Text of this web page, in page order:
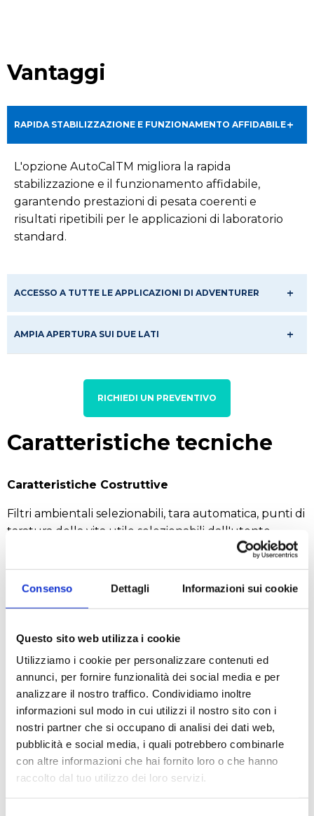
Consenso Dettagli Informazioni sui cookie
Questo sito web utilizza i cookie
Utilizziamo i cookie per personalizzare contenuti ed
annunci, per fornire funzionalità dei social media e per
analizzare il nostro traffico. Condividiamo inoltre
informazioni sul modo in cui utilizzi il nostro sito con i
nostri partner che si occupano di analisi dei dati web,
pubblicità e social media, i quali potrebbero combinarle
con altre informazioni che hai fornito loro o che hanno
raccolto dal tuo utilizzo dei loro servizi.
Vantaggi
RAPIDA STABILIZZAZIONE E FUNZIONAMENTO AFFIDABILE
L'opzione AutoCalTM migliora la rapida
stabilizzazione e il funzionamento affidabile,
garantendo prestazioni di pesata coerenti e
risultati ripetibili per le applicazioni di laboratorio
standard.
ACCESSO A TUTTE LE APPLICAZIONI DI ADVENTURER
AMPIA APERTURA SUI DUE LATI
RICHIEDI UN PREVENTIVO
Caratteristiche tecniche
Caratteristiche Costruttive
Filtri ambientali selezionabili, tara automatica, punti di
taratura della vita utile selezionabili dall'utente,
blocco del software e menu di reimpostazione,
impostazioni di comunicazione e opzioni di stampa
selezionabili dall'utente, progetto e ID utente
Struttura
Base in metallo, armatura superiore in ABS, piatto in
acciaio inossidabile, paravento in vetro con pannelli
laterali in due parti e sportello superiore scorrevole,
indicatore di livellamento anteriore illuminato, gancio
per la pesata da sotto integrato